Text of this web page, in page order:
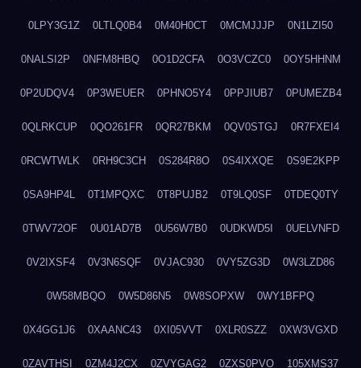
0LPY3G1Z 0LTLQ0B4 0M40H0CT 0MCMJJJP 0N1LZI50
0NALSI2P 0NFM8HBQ 0O1D2CFA 0O3VCZC0 0OY5HHNM
0P2UDQV4 0P3WEUER 0PHNO5Y4 0PPJIUB7 0PUMEZB4
0QLRKCUP 0QO261FR 0QR27BKM 0QV0STGJ 0R7FXEI4
0RCWTWLK 0RH9C3CH 0S284R8O 0S4IXXQE 0S9E2KPP
0SA9HP4L 0T1MPQXC 0T8PUJB2 0T9LQ0SF 0TDEQ0TY
0TWV72OF 0U01AD7B 0U56W7B0 0UDKWD5I 0UELVNFD
0V2IXSF4 0V3N6SQF 0VJAC930 0VY5ZG3D 0W3LZD86
0W58MBQO 0W5D86N5 0W8SOPXW 0WY1BFPQ
0X4GG1J6 0XAANC43 0XI05VVT 0XLR0SZZ 0XW3VGXD
0ZAVTHSI 0ZM4J2CX 0ZVYGAG2 0ZXS0PVO 105XMS37